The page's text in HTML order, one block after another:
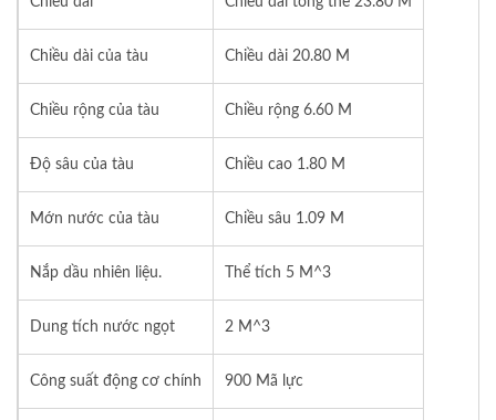
Chiều dài của tàu Chiều dài 20.80 M
Chiều rộng của tàu Chiều rộng 6.60 M
Độ sâu của tàu Chiều cao 1.80 M
Mớn nước của tàu Chiều sâu 1.09 M
Nắp dầu nhiên liệu. Thể tích 5 M^3
Dung tích nước ngọt 2 M^3
Công suất động cơ chính 900 Mã lực